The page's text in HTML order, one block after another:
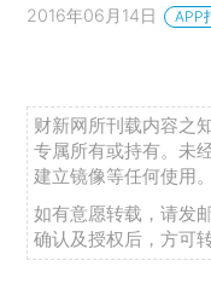
2016年06月14日 APP
财新网所刊载内容之
专属所有或持有。未
建立镜像等任何使用。
如有意愿转载，请发
确认及授权后，方可转